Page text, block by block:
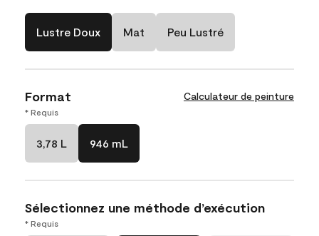
Lustre Doux Mat Peu Lustré
Format Calculateur de peinture
* Requis
3,78 L 946 mL
Sélectionnez une méthode d’exécution
* Requis